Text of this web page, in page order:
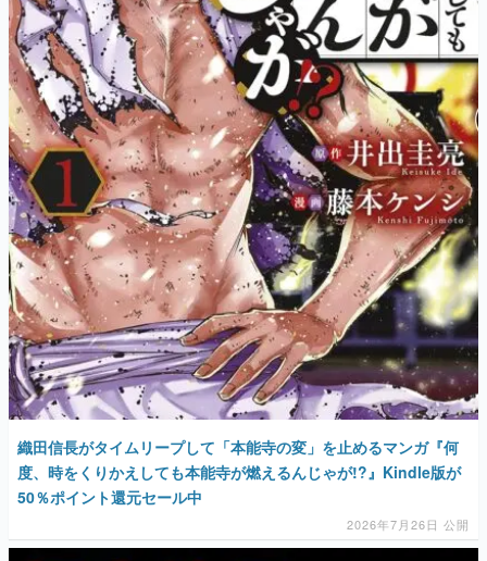
織田信長がタイムリープして「本能寺の変」を止めるマンガ『何
度、時をくりかえしても本能寺が燃えるんじゃが!?』Kindle版が
50％ポイント還元セール中
2026年7月26日 公開